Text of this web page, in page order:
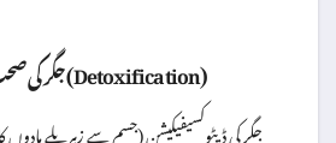
3. جگر کی صحت اور سموم کا اخراج (Detoxification)
جگر کی ڈیٹوکسیفیکیشن (جسم سے زہریلے